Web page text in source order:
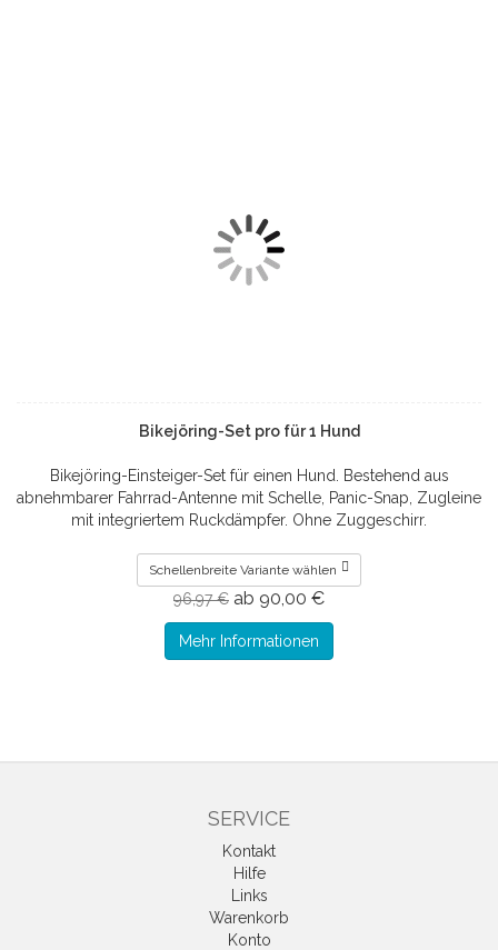
Bikejöring-Set pro für 1 Hund
Bikejöring-Einsteiger-Set für einen Hund. Bestehend aus
abnehmbarer Fahrrad-Antenne mit Schelle, Panic-Snap, Zugleine
mit integriertem Ruckdämpfer. Ohne Zuggeschirr.
Schellenbreite Variante wählen
96,97 € ab 90,00 €
Mehr Informationen
SERVICE
Kontakt
Hilfe
Links
Warenkorb
Konto